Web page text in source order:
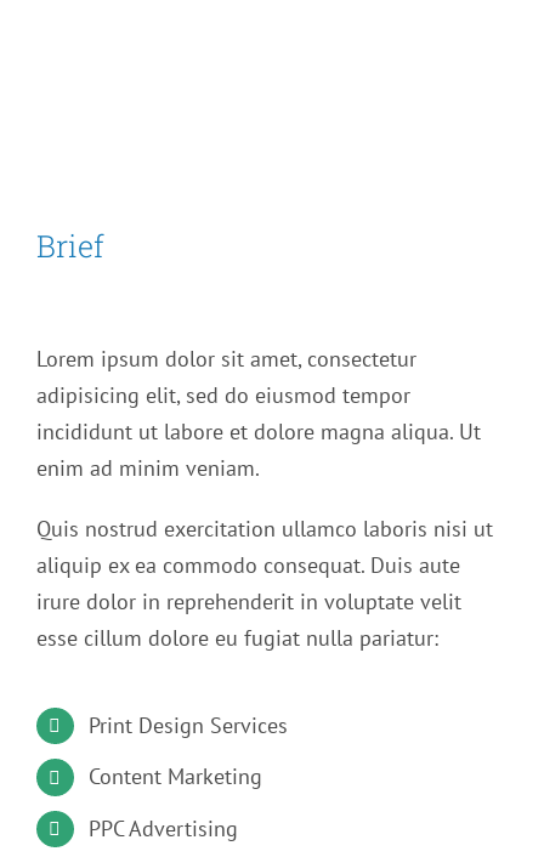
Brief
Lorem ipsum dolor sit amet, consectetur
adipisicing elit, sed do eiusmod tempor
incididunt ut labore et dolore magna aliqua. Ut
enim ad minim veniam.
Quis nostrud exercitation ullamco laboris nisi ut
aliquip ex ea commodo consequat. Duis aute
irure dolor in reprehenderit in voluptate velit
esse cillum dolore eu fugiat nulla pariatur:
Print Design Services
Content Marketing
PPC Advertising